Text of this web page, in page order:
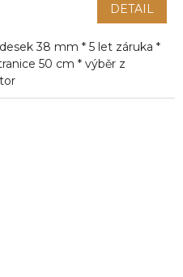
DETAIL
38 mm * 5 let záruka *
50 cm * výběr z